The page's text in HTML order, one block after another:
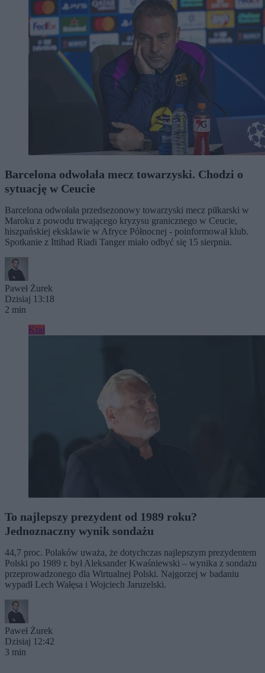
Barcelona odwołała mecz towarzyski. Chodzi o
sytuację w Ceucie
Barcelona odwołała przedsezonowy towarzyski mecz piłkarski w
Maroku z powodu trwającego kryzysu granicznego w Ceucie,
hiszpańskiej eksklawie w Afryce Północnej - poinformował klub.
Spotkanie z Ittihad Riadi Tanger miało odbyć się 15 sierpnia.
Paweł Żurek
Dzisiaj 13:18
2 min
Kraj
To najlepszy prezydent od 1989 roku?
Jednoznaczny wynik sondażu
44,7 proc. Polaków uważa, że dotychczas najlepszym prezydentem
Polski po 1989 r. był Aleksander Kwaśniewski – wynika z sondażu
przeprowadzonego dla Wirtualnej Polski. Najgorzej w badaniu
wypadł Lech Wałęsa i Wojciech Jaruzelski.
Paweł Żurek
Dzisiaj 12:42
3 min